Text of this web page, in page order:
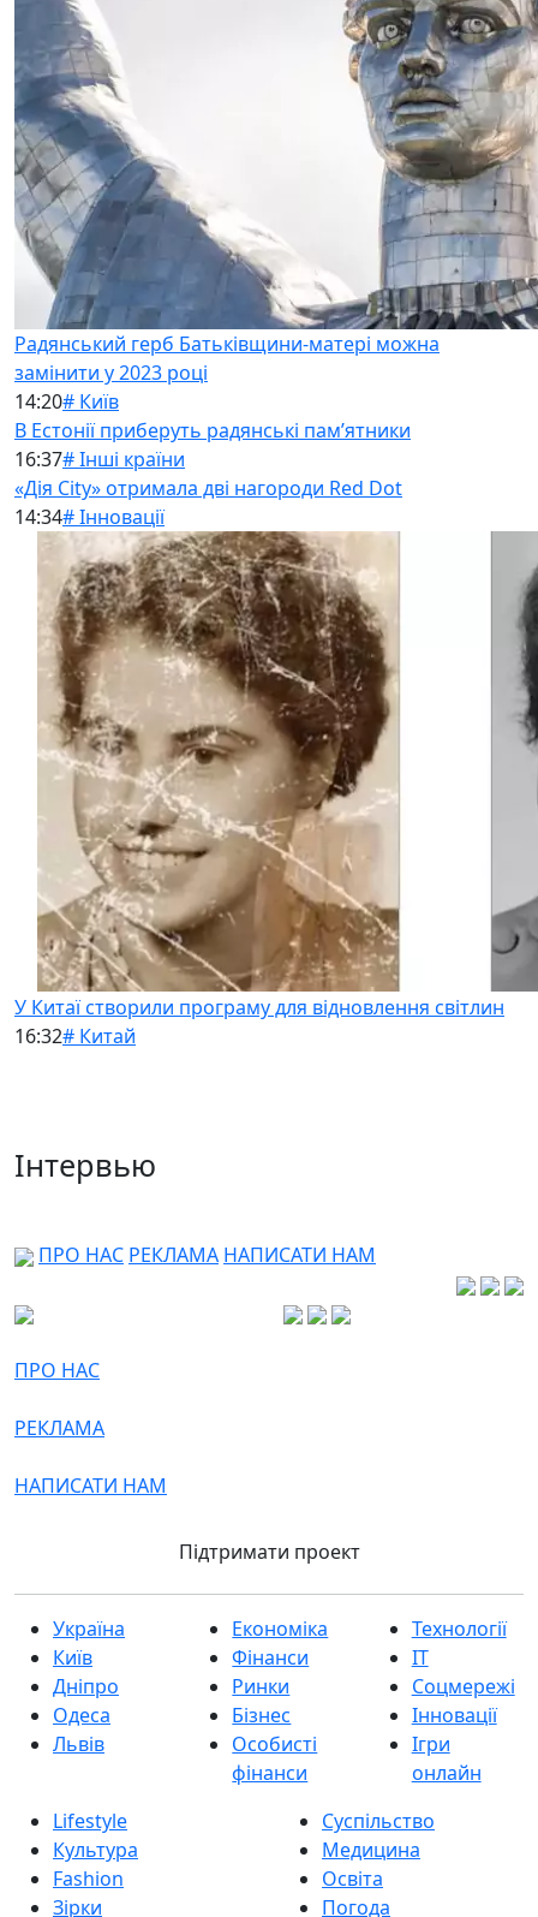
Радянський герб Батьківщини-матері можна
замінити у 2023 році
14:20# Київ
В Естонії приберуть радянські памʼятники
16:37# Інші країни
«Дія City» отримала дві нагороди Red Dot
14:34# Інновації
У Китаї створили програму для відновлення світлин
16:32# Китай
Інтервью
ПРО НАС РЕКЛАМА НАПИСАТИ НАМ
ПРО НАС
РЕКЛАМА
НАПИСАТИ НАМ
Підтримати проект
Україна
Київ
Дніпро
Одеса
Львів
Економіка
Фінанси
Ринки
Бізнес
Особисті
фінанси
Технології
IT
Соцмережі
Інновації
Ігри
онлайн
Lifestyle
Культура
Fashion
Зірки
Суспільство
Медицина
Освіта
Погода